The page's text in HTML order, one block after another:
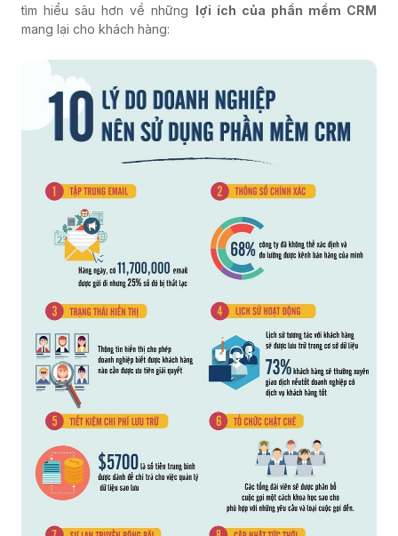
tìm hiểu sâu hơn về những lợi ích của phần mềm CRM
mang lại cho khách hàng: